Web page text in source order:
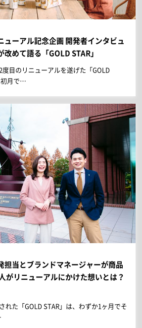
ューアル記念企画 開発者インタビュ
めて語る「GOLD STAR」
目のリニューアルを遂げた「GOLD
初月で…
担当とブランドマネージャーが商品
がリニューアルにかけた想いとは？
れた「GOLD STAR」は、わずか1ヶ月でそ